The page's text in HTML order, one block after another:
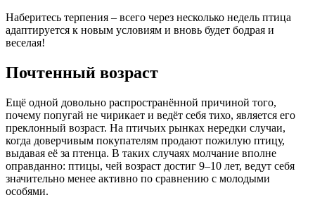
Наберитесь терпения – всего через несколько недель птица
адаптируется к новым условиям и вновь будет бодрая и
веселая!
Почтенный возраст
Ещё одной довольно распространённой причиной того,
почему попугай не чирикает и ведёт себя тихо, является его
преклонный возраст. На птичьих рынках нередки случаи,
когда доверчивым покупателям продают пожилую птицу,
выдавая её за птенца. В таких случаях молчание вполне
оправданно: птицы, чей возраст достиг 9–10 лет, ведут себя
значительно менее активно по сравнению с молодыми
особями.